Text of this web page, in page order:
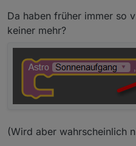
Da haben früher immer so
keiner mehr?
(Wird aber wahrscheinlich